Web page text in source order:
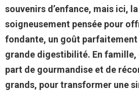
souvenirs d’enfance, mais ici,
soigneusement pensée pour
fondante, un goût
grande digestibilité. En famille,
part de gourmandise et de
grands, pour transformer une